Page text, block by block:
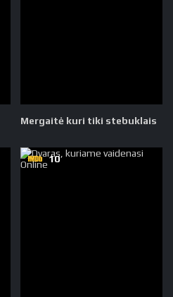
Mergaitė kuri tiki stebuklais
10